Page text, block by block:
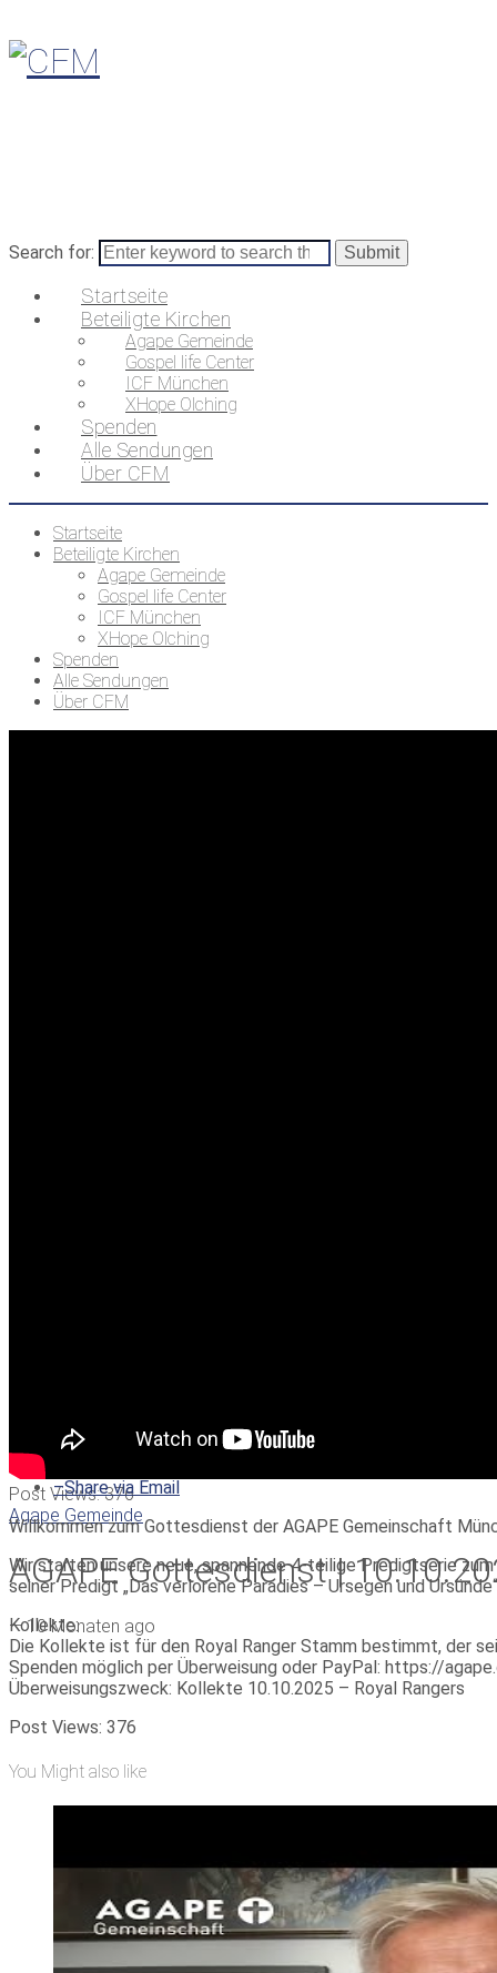
Search for:
Startseite
Beteiligte Kirchen
Agape Gemeinde
Gospel life Center
ICF München
XHope Olching
Spenden
Alle Sendungen
Über CFM
Startseite
Beteiligte Kirchen
Agape Gemeinde
Gospel life Center
ICF München
XHope Olching
Spenden
Alle Sendungen
Über CFM
Post Views: 376
Agape Gemeinde
AGAPE Gottesdienst |
— 10 Monaten ago
Share on Twitter
–Share on Facebook
–Share via Email
Willkommen zum Gottesdienst der AGAPE Gemeinschaft
Wir starten unsere neue, spannende 4-teilige Predigtserie
seiner Predigt „Das verlorene Paradies – Ursegen und
Kollekte:
Die Kollekte ist für den Royal Ranger Stamm bestimmt, der
Spenden möglich per Überweisung oder PayPal: https://
Überweisungszweck: Kollekte 10.10.2025 – Royal Rangers
Post Views: 376
You Might also like